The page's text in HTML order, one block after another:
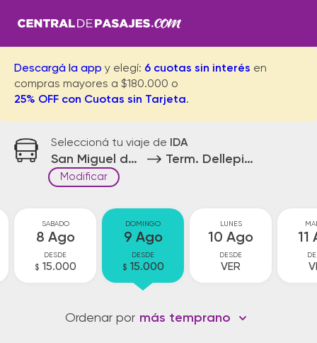
Descargá la app y elegí: 6 cuotas sin interés en
compras mayores a $180.000 o
25% OFF con Cuotas sin Tarjeta.
Seleccioná tu viaje de IDA
San Miguel del Monte Term. Dellepiane Bs.As.
Modificar
SABADO
8 Ago
DESDE
$ 15.000
DOMINGO
9 Ago
DESDE
$ 15.000
LUNES
10 Ago
DESDE
VER
11
Ordenar por más temprano